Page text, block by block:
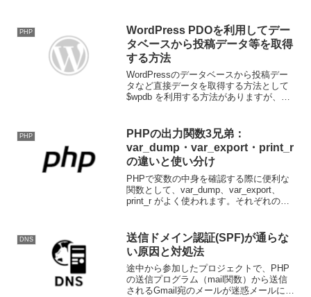
ラス「Env」を活用する方法をご紹介し
ます。1. 背景...
PHP
WordPress PDOを利用してデー
タベースから投稿データ等を取得
する方法
WordPressのデータベースから投稿デー
タなど直接データを取得する方法として
$wpdb を利用する方法がありますが、今
データベースへ接続する$dbh = ne...
PHP
PHPの出力関数3兄弟：
var_dump・var_export・print_r
の違いと使い分け
PHPで変数の中身を確認する際に便利な
関数として、var_dump、var_export、
print_r がよく使われます。それぞれの特
ッグの定番var_dum...
DNS
送信ドメイン認証(SPF)が通らな
い原因と対処法
途中から参加したプロジェクトで、PHP
の送信プログラム（mail関数）から送信
されるGmail宛のメールが迷惑メールに判